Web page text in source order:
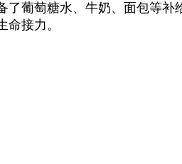
了葡萄糖水、牛奶、面包等
接力。